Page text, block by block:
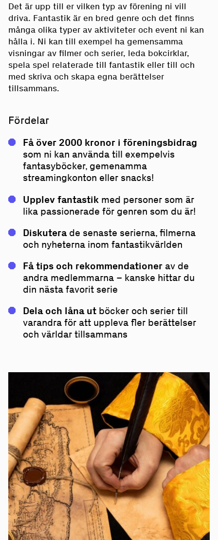
Det är upp till er vilken typ av förening ni vill
driva. Fantastik är en bred genre och det finns
många olika typer av aktiviteter och event ni kan
hålla i. Ni kan till exempel ha gemensamma
visningar av filmer och serier, leda bokcirklar,
spela spel relaterade till fantastik eller till och
med skriva och skapa egna berättelser
tillsammans.
Fördelar
Få över 2000 kronor i föreningsbidrag
som ni kan använda till exempelvis
fantasyböcker, gemenamma
streamingkonton eller snacks!
Upplev fantastik med personer som är
lika passionerade för genren som du är!
Diskuterade senaste serierna, filmerna
och nyheterna inom fantastikvärlden
Få tips och rekommendationerav de
andra medlemmarna – kanske hittar du
din nästa favorit serie
Dela och låna utböcker och serier till
varandra för att uppleva fler berättelser
och världar tillsammans